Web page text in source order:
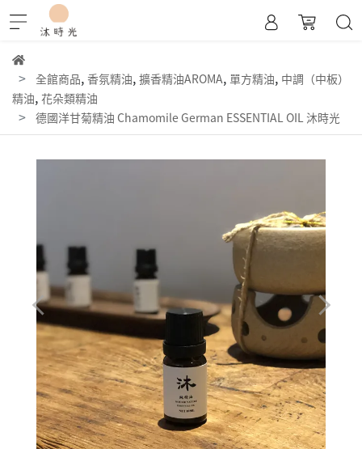
全館商品, 香氛精油, 擴香精油AROMA, 單方精油, 中調（中板）
精油, 花朵類精油
德國洋甘菊精油 Chamomile German ESSENTIAL OIL 沐時光